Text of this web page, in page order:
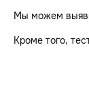
Мы можем
Кроме того,